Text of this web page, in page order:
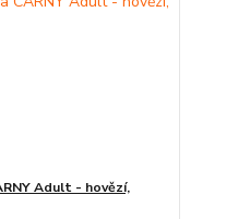
Adult - hovězí,